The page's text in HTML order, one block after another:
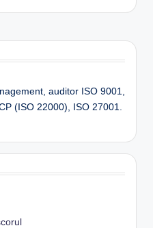
auditor ISO 9001,
(ISO 22000), ISO 27001.